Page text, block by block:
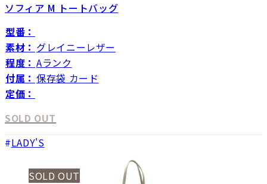
ソフィア M トートバッグ
型番：
素材： グレイニーレザー
程度： Aランク
付属： 保存袋 カード
定価：
SOLD OUT
LADY'S
SOLD OUT